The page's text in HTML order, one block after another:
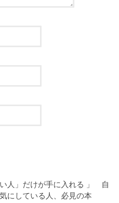
い人」だけが手に入れる 」 自
にしている人、必見の本